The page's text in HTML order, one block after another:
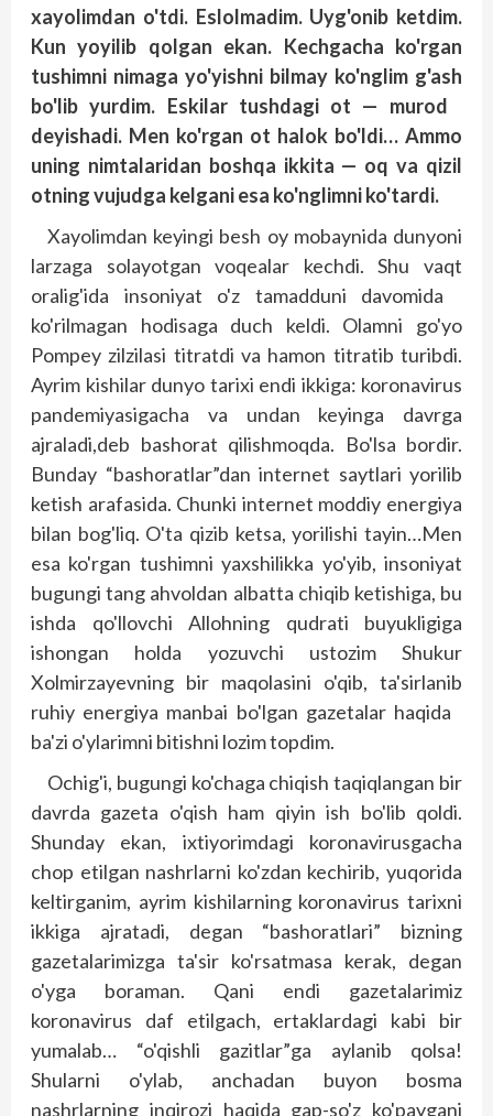
xayolimdan o'tdi. Eslolmadim. Uyg'onib ketdim.
Kun yoyilib qolgan ekan. Kechgacha ko'rgan
tushimni nimaga yo'yishni bilmay ko'nglim g'ash
bo'lib yurdim. Eskilar tushdagi ot — murod
deyishadi. Men ko'rgan ot halok bo'ldi… Ammo
uning nimtalaridan boshqa ikkita — oq va qizil
otning vujudga kelgani esa ko'ng­limni ko'tardi.
Xayolimdan keyingi besh oy mobaynida dunyoni
larzaga solayotgan voqealar kechdi. Shu vaqt
oralig'ida insoniyat o'z tamadduni davomida
ko'rilmagan hodisaga duch keldi. Olamni go'yo
Pompey zilzilasi titratdi va hamon titratib turibdi.
Ayrim kishilar dunyo tarixi endi ikkiga: koronavirus
pandemiyasigacha va undan keyinga davrga
ajraladi,deb bashorat qilishmoqda. Bo'lsa bordir.
Bunday “bashoratlar”dan internet saytlari yorilib
ketish arafasida. Chunki internet moddiy energiya
bilan bog'liq. O'ta qizib ketsa, yorilishi tayin…Men
esa ko'rgan tushimni yaxshilikka yo'yib, insoniyat
bugungi tang ahvoldan albatta chiqib ketishiga, bu
ishda qo'llovchi Allohning qud­rati buyukligiga
ishongan holda yozuvchi ustozim Shukur
Xolmirzayevning bir maqolasini o'qib, ta'sirlanib
ruhiy energiya manbai bo'lgan gazetalar haqida
ba'zi o'ylarimni bitishni lozim topdim.
Ochig'i, bugungi ko'chaga chiqish taqiqlangan bir
davrda gazeta o'qish ham qiyin ish bo'lib qoldi.
Shunday ekan, ixtiyorimdagi koronavirusgacha
chop etilgan nashrlarni ko'zdan kechirib, yuqorida
keltirganim, ayrim kishilarning koronavirus tarixni
ikkiga ajratadi, degan “bashoratlari” bizning
gazetalarimizga ta'sir ko'rsatmasa kerak, degan
o'yga boraman. Qani endi gazetalarimiz
koronavirus daf etilgach, ertaklardagi kabi bir
yumalab… “o'qishli gazitlar”ga aylanib qolsa!
Shularni o'ylab, anchadan buyon bosma
nashrlarning inqirozi haqida gap-so'z ko'paygani